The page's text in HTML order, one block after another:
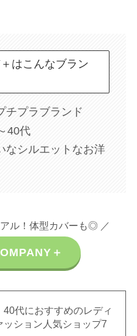
はこんなブラン
チプラブランド
40代
なシルエットなお洋
ル！体型カバーも◎ ／
＋
40代におすすめのレディ
ッション人気ショップ7